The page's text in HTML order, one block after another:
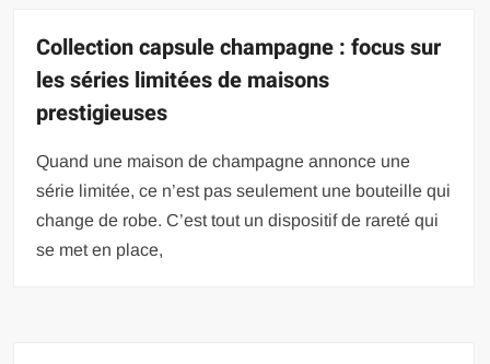
Collection capsule champagne : focus sur
les séries limitées de maisons
prestigieuses
Quand une maison de champagne annonce une
série limitée, ce n’est pas seulement une bouteille qui
change de robe. C’est tout un dispositif de rareté qui
se met en place,